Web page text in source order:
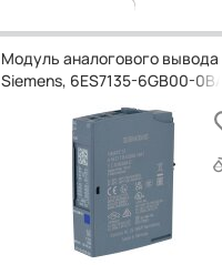
Модуль аналогового вывода
Siemens, 6ES7135-6GB00-0BA1